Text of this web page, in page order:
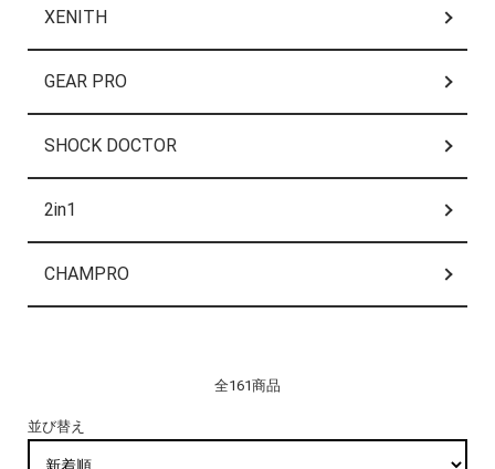
XENITH
GEAR PRO
SHOCK DOCTOR
2in1
CHAMPRO
全161商品
並び替え